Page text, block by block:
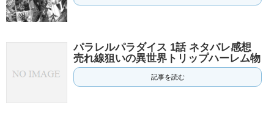
パラレルパラダイス 1話 ネタバレ感想
売れ線狙いの異世界トリップハーレム物
記事を読む